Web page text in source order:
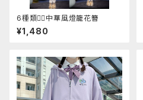
6種類❁⃘中華風燈籠花簪
¥1,480